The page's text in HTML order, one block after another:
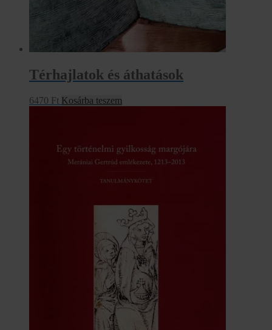
Térhajlatok és áthatások
6470 Ft Kosárba teszem